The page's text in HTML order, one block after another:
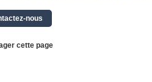
nous
cette page